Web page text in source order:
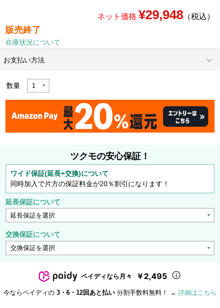
ネット価格 ¥29,948（税込）
販売終了
在庫状況について
お支払い方法
数量
ツクモの安心保証！
ワイド保証(延長+交換)について
同時加入で片方の保証料金が20％割引になります！
延長保証について
交換保証について
ペイディなら月々 ￥2,495
今ならペイディの 3・6・12回あと払い 分割手数料無料！ → 詳細はこちら